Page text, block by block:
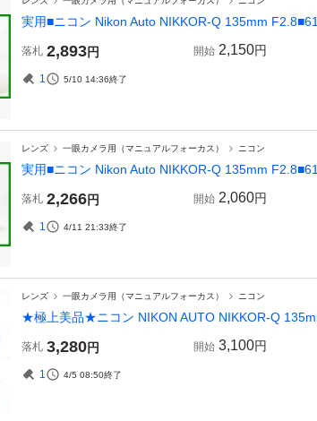
実用■ニコン Nikon Auto NIKKOR-Q 135mm
落札 2,893円 開始 2,150円
1 5/10 14:36終了
レンズ 一眼カメラ用（マニュアルフォーカス） ニコン
実用■ニコン Nikon Auto NIKKOR-Q 135mm
落札 2,266円 開始 2,060円
1 4/11 21:33終了
レンズ 一眼カメラ用（マニュアルフォーカス） ニコン
★極上美品★ニコン NIKON AUTO NIKKOR-Q
落札 3,280円 開始 3,100円
1 4/5 08:50終了